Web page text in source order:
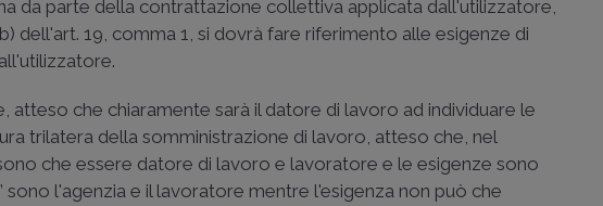
da parte della contrattazione collettiva applicata dall'utilizzatore,
dell'art. 19, comma 1, si dovrà fare riferimento alle esigenze di
che chiaramente sarà il datore di lavoro ad individuare le
trilatera della somministrazione di lavoro, atteso che, nel
che essere datore di lavoro e lavoratore e le esigenze sono
l'agenzia e il lavoratore mentre l'esigenza non può che